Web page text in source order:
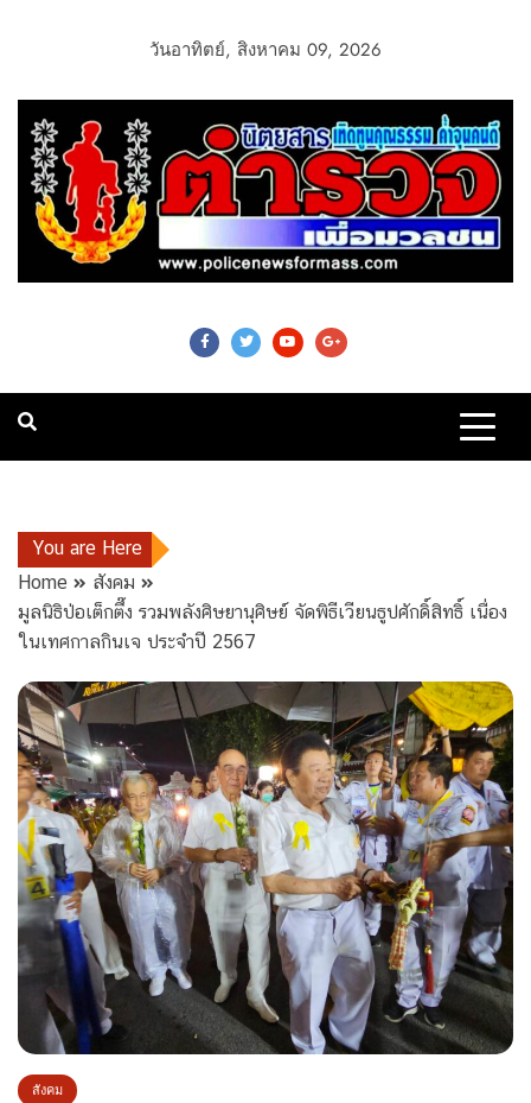
วันอาทิตย์, สิงหาคม 09, 2026
Police News For
Mass
You are Here
Home
สังคม
มูลนิธิป่อเต็กตึ๊ง รวมพลังศิษยานุศิษย์ จัดพิธีเวียนธูปศักดิ์สิทธิ์ เนื่อง
ในเทศกาลกินเจ ประจำปี 2567
สังคม